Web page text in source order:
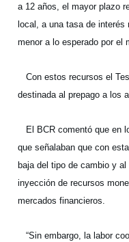
a 12 años, el mayor plazo
local, a una tasa de interés
menor a lo esperado por el
Con estos recursos el
destinada al prepago a los
El BCR comentó que en
que señalaban que con
baja del tipo de cambio y
inyección de recursos
mercados financieros.
“Sin embargo, la labor